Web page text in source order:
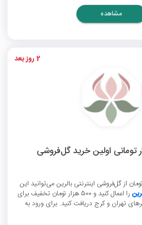
مشاهده
500 هزار تومانی اولین خرید گل‌فروشی
را اعمال کنید و 500 هزار تومان تخفیف برای
تهران و کرج دریافت کنید. برای ورود به
2 روز بعد